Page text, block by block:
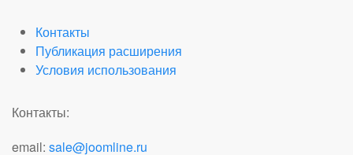
Контакты
Публикация расширения
Условия использования
Контакты:
email: sale@joomline.ru